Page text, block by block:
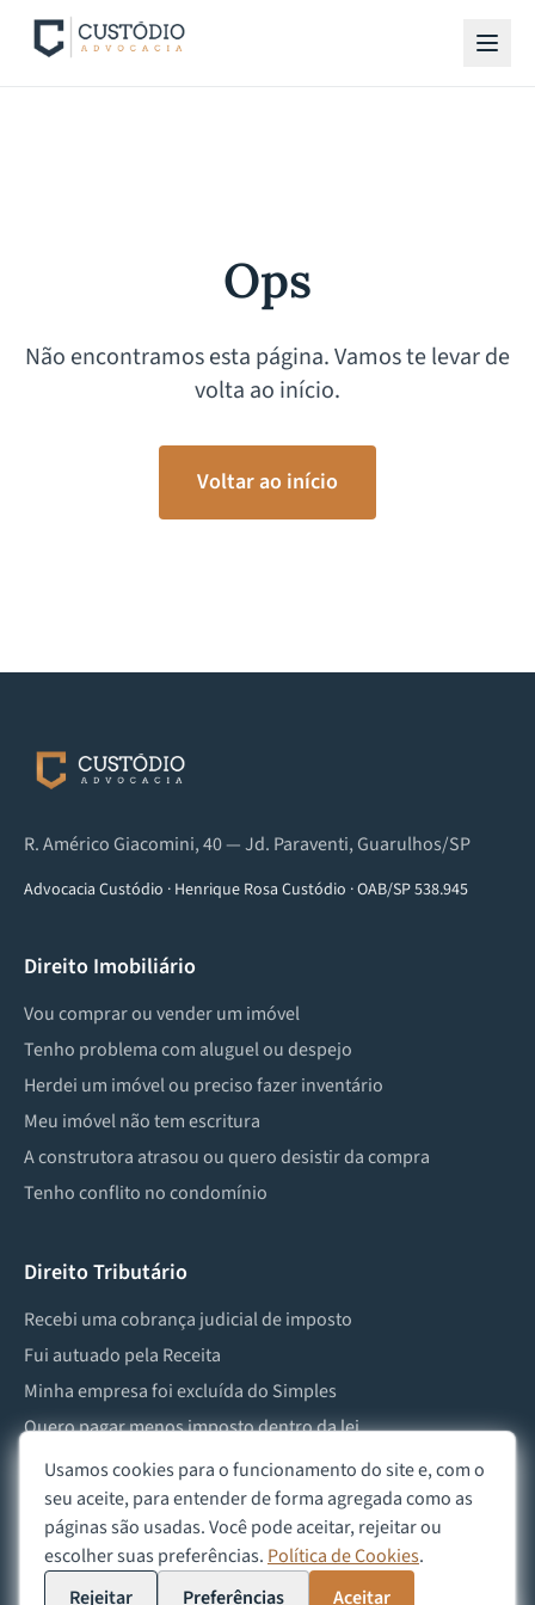
Ops
Não encontramos esta página. Vamos te levar de
volta ao início.
Voltar ao início
R. Américo Giacomini, 40 — Jd. Paraventi, Guarulhos/SP
Advocacia Custódio · Henrique Rosa Custódio ·OAB/SP 538.945
Direito Imobiliário
Vou comprar ou vender um imóvel
Tenho problema com aluguel ou despejo
Herdei um imóvel ou preciso fazer inventário
Meu imóvel não tem escritura
A construtora atrasou ou quero desistir da compra
Tenho conflito no condomínio
Direito Tributário
Recebi uma cobrança judicial de imposto
Fui autuado pela Receita
Minha empresa foi excluída do Simples
Quero pagar menos imposto dentro da lei
Preciso lidar com imposto de herança ou doação
2026Advocacia Custódio
Política de Privacidade Política de Cookies Aviso Legal
Usamos cookies para o funcionamento do site e, com o
seu aceite, para entender de forma agregada como as
páginas são usadas. Você pode aceitar, rejeitar ou
escolher suas preferências. Política de Cookies.
Rejeitar
Preferências Aceitar